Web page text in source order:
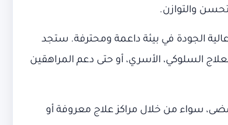
والتوازن.
الجودة في بيئة داعمة ومحترفة. ستجد
السلوكي، الأسري، أو حتى دعم المراهقين
سواء من خلال مراكز علاج معروفة أو